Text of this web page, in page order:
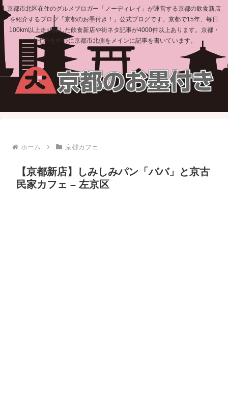
京都市北区在住のグルメブロガー「ノーディレイ」が運営する京都の飲食新店
を紹介するブログ「京都のお墨付き！」公式ブログです。京都で15年、毎日
100km以上走り探した飲食新店や街ネタ記事が4000件以上あります。京都・
上七軒を中心に京都市北側をメインに記事を書いています。
ホーム 京都カフェ
【京都新店】しみしみパン「ババ」と京古
民家カフェ – 左京区